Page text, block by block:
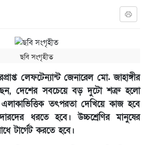
ছবি সংগৃহীত
লেফটেন্যান্ট জেনারেল মো. জাহাঙ্গীর
দেশের সবচেয়ে বড় দুটো শত্রু হলো
তৎপরতা দেখিয়ে কাজ হবে
ধরতে হবে। উচ্চশ্রেণির মানুষের
টার্গেট করতে হবে।